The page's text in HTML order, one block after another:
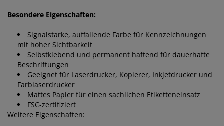
Besondere Eigenschaften:
Signalstarke, auffallende Farbe für Kennzeichnungen
mit hoher Sichtbarkeit
Selbstklebend und permanent haftend für dauerhafte
Beschriftungen
Geeignet für Laserdrucker, Kopierer, Inkjetdrucker und
Farblaserdrucker
Mattes Papier für einen sachlichen Etiketteneinsatz
FSC-zertifiziert
Weitere Eigenschaften: